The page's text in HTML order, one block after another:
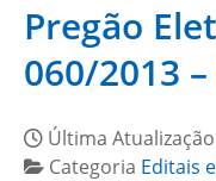
Pregão
060/2013
Última
Categoria Editais